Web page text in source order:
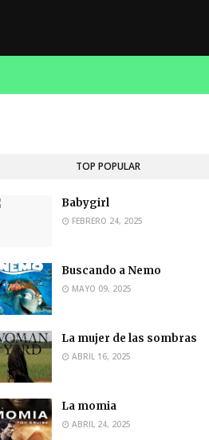
TOP POPULAR
Babygirl
FEBRERO 24, 2025
Buscando a Nemo
MAYO 09, 2025
La mujer de las sombras
ABRIL 16, 2025
La momia
ABRIL 24, 2025